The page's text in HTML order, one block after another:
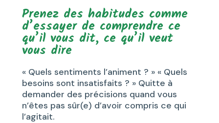
Prenez des habitudes comme
d’essayer de comprendre ce
qu’il vous dit, ce qu’il veut
vous dire
« Quels sentiments l’animent ? » « Quels
besoins sont insatisfaits ? » Quitte à
demander des précisions quand vous
n’êtes pas sûr(e) d’avoir compris ce qui
l’agitait.